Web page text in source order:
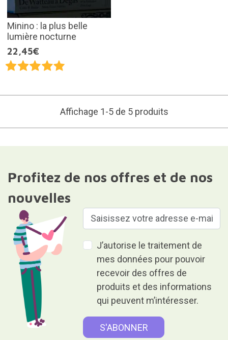
Minino : la plus belle
lumière nocturne
22,45€
Affichage 1-5 de 5 produits
Profitez de nos offres et de nos
nouvelles
J’autorise le traitement de
mes données pour pouvoir
recevoir des offres de
produits et des informations
qui peuvent m’intéresser.